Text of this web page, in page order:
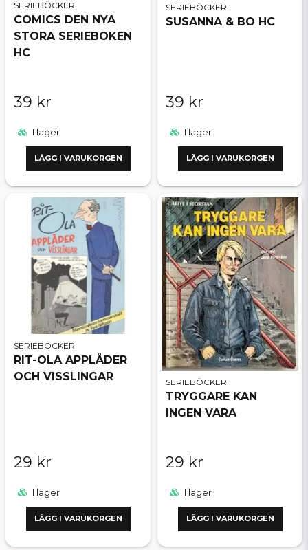
SERIEBÖCKER
COMICS DEN NYA
STORA SERIEBOKEN
HC
39 kr
I lager
LÄGG I VARUKORGEN
SERIEBÖCKER
SUSANNA & BO HC
39 kr
I lager
LÄGG I VARUKORGEN
SERIEBÖCKER
RIT-OLA APPLÅDER
OCH VISSLINGAR
29 kr
I lager
LÄGG I VARUKORGEN
SERIEBÖCKER
TRYGGARE KAN
INGEN VARA
29 kr
I lager
LÄGG I VARUKORGEN